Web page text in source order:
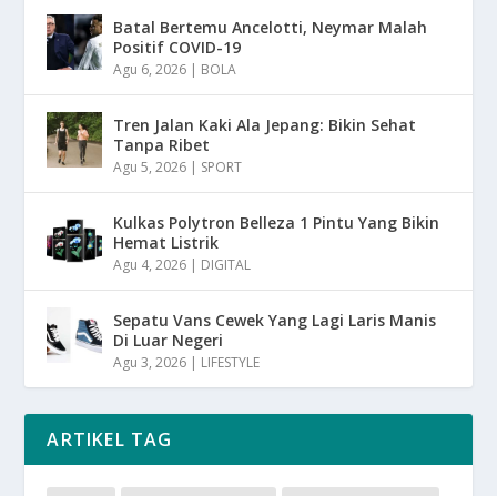
Batal Bertemu Ancelotti, Neymar Malah
Positif COVID-19
Agu 6, 2026 | BOLA
Tren Jalan Kaki Ala Jepang: Bikin Sehat
Tanpa Ribet
Agu 5, 2026 | SPORT
Kulkas Polytron Belleza 1 Pintu Yang Bikin
Hemat Listrik
Agu 4, 2026 | DIGITAL
Sepatu Vans Cewek Yang Lagi Laris Manis
Di Luar Negeri
Agu 3, 2026 | LIFESTYLE
ARTIKEL TAG